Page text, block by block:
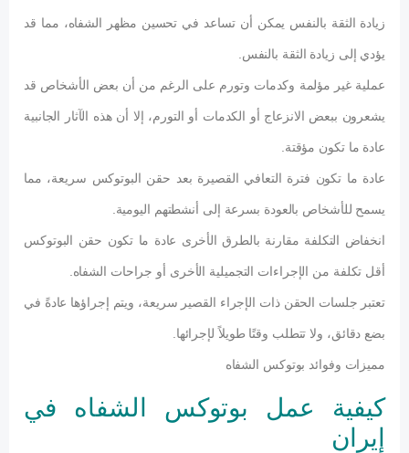
زيادة الثقة بالنفس يمكن أن تساعد في تحسين مظهر الشفاه، مما قد
يؤدي إلى زيادة الثقة بالنفس.
عملية غير مؤلمة وكدمات وتورم على الرغم من أن بعض الأشخاص قد
يشعرون ببعض الانزعاج أو الكدمات أو التورم، إلا أن هذه الآثار الجانبية
عادة ما تكون مؤقتة.
عادة ما تكون فترة التعافي القصيرة بعد حقن البوتوكس سريعة، مما
يسمح للأشخاص بالعودة بسرعة إلى أنشطتهم اليومية.
انخفاض التكلفة مقارنة بالطرق الأخرى عادة ما تكون حقن البوتوكس
أقل تكلفة من الإجراءات التجميلية الأخرى أو جراحات الشفاه.
تعتبر جلسات الحقن ذات الإجراء القصير سريعة، ويتم إجراؤها عادةً في
بضع دقائق، ولا تتطلب وقتًا طويلاً لإجرائها.
مميزات وفوائد بوتوكس الشفاه
كيفية عمل بوتوكس الشفاه في
إيران